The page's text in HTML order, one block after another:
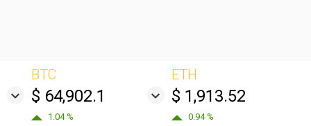
BTC
$ 64,902.1
1.04 %
ETH
$ 1,913.52
0.94 %